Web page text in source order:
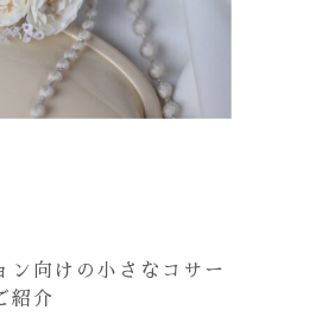
ン向けの小さなコサー
紹介